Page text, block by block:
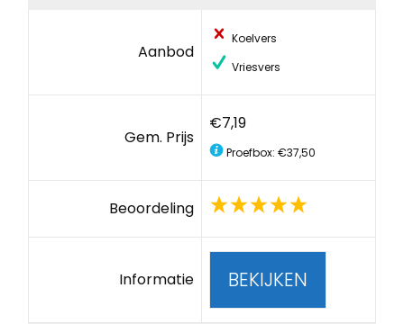
Aanbod
Koelvers
Vriesvers
Gem. Prijs
€7,19
Proefbox: €37,50
Beoordeling
Informatie BEKIJKEN